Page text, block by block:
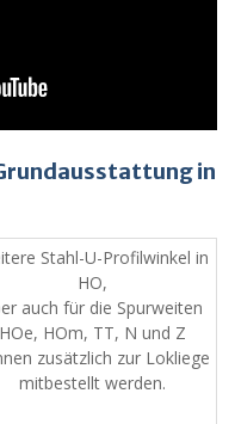
in
Stahl-U-Profilwinkel in
HO,
auch für die Spurweiten
HOe, HOm, TT, N und Z
zusätzlich zur Lokliege
mitbestellt werden.